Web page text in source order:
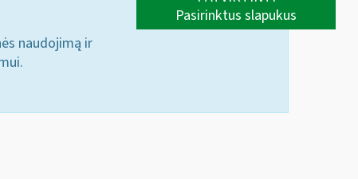
naudojimą ir
Pasirinktus slapukus